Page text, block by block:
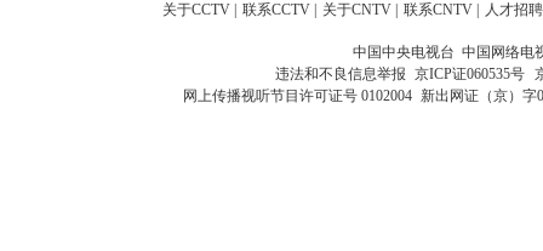
关于CCTV 联系CCTV 关于CNTV 联系CNTV 人才招聘
中国中央电视台 中国网络电
违法和不良信息举报 京ICP证060535号
网上传播视听节目许可证号 0102004 新出网证（京）